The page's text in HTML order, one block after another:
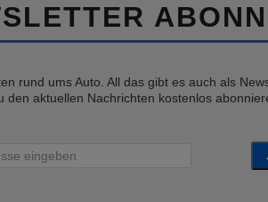
rund ums Auto. All das gibt es auch als
den aktuellen Nachrichten kostenlos